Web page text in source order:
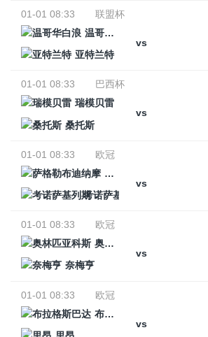
01-01 08:33
联盟杯
温哥华白浪
vs
亚特兰特
01-01 08:33
巴西杯
瑞模贝雷
vs
桑托斯
01-01 08:33
欧冠
萨格勒布迪纳摩
vs
考诺萨基列斯
01-01 08:33
欧冠
奥林匹亚科斯
vs
奈梅亨
01-01 08:33
欧冠
布拉格斯巴达
vs